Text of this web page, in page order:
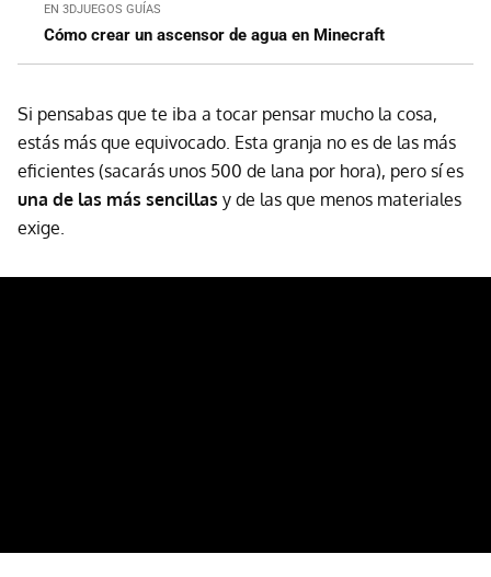
EN 3DJUEGOS GUÍAS
Cómo crear un ascensor de agua en Minecraft
Si pensabas que te iba a tocar pensar mucho la cosa,
estás más que equivocado. Esta granja no es de las más
eficientes (sacarás unos 500 de lana por hora), pero sí es
una de las más sencillas y de las que menos materiales
exige.